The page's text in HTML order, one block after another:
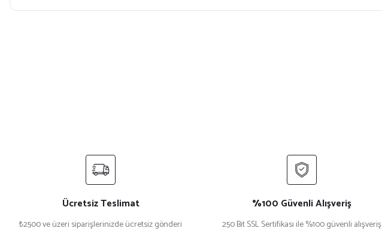
Bu ürüne benzer farklı alternatifler olmalı.
Ücretsiz Teslimat
₺2500 ve üzeri siparişlerinizde ücretsiz gönderi
%100 Güvenli Alışveriş
250 Bit SSL Sertifikası ile %100 güvenli alışveriş